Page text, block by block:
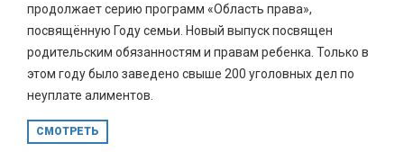
продолжает серию программ «Область права»,
посвящённую Году семьи. Новый выпуск посвящен
родительским обязанностям и правам ребенка. Только в
этом году было заведено свыше 200 уголовных дел по
неуплате алиментов.
СМОТРЕТЬ